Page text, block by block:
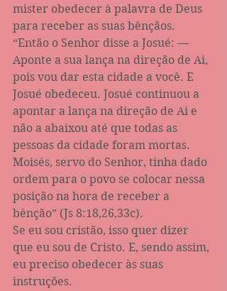
mister obedecer à palavra de Deus
para receber as suas bênçãos.
“Então o Senhor disse a Josué: —
Aponte a sua lança na direção de Ai,
pois vou dar esta cidade a você. E
Josué obedeceu. Josué continuou a
apontar a lança na direção de Ai e
não a abaixou até que todas as
pessoas da cidade foram mortas.
Moisés, servo do Senhor, tinha dado
ordem para o povo se colocar nessa
posição na hora de receber a
bênção” (Js 8:18,26,33c).
Se eu sou cristão, isso quer dizer
que eu sou de Cristo. E, sendo assim,
eu preciso obedecer às suas
instruções.